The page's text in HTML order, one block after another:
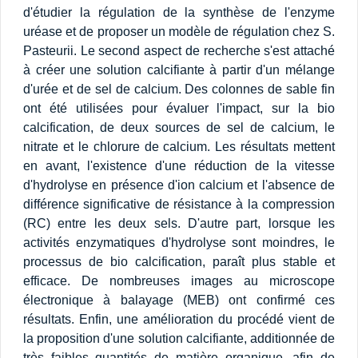
d'étudier la régulation de la synthèse de l'enzyme
uréase et de proposer un modèle de régulation chez S.
Pasteurii. Le second aspect de recherche s'est attaché
à créer une solution calcifiante à partir d'un mélange
d'urée et de sel de calcium. Des colonnes de sable fin
ont été utilisées pour évaluer l'impact, sur la bio
calcification, de deux sources de sel de calcium, le
nitrate et le chlorure de calcium. Les résultats mettent
en avant, l'existence d'une réduction de la vitesse
d'hydrolyse en présence d'ion calcium et l'absence de
différence significative de résistance à la compression
(RC) entre les deux sels. D'autre part, lorsque les
activités enzymatiques d'hydrolyse sont moindres, le
processus de bio calcification, paraît plus stable et
efficace. De nombreuses images au microscope
électronique à balayage (MEB) ont confirmé ces
résultats. Enfin, une amélioration du procédé vient de
la proposition d'une solution calcifiante, additionnée de